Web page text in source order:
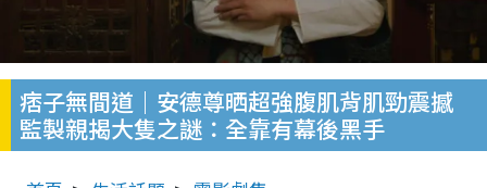
痞子無間道｜安德尊晒超強腹肌背肌勁震撼
監製親揭大隻之謎：全靠有幕後黑手